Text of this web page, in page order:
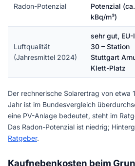
Radon-Potenzial
Potenzial
kBq/m³)
Luftqualität
(Jahresmittel 2024)
sehr gut, EU-
30 – Station
Stuttgart
Klett-Platz
Der rechnerische Solarertrag von etwa
Jahr ist im Bundesvergleich
eine PV-Anlage bedeutet, steht im
Das Radon-Potenzial ist niedrig;
Ratgeber.
Kaufnebenkosten beim